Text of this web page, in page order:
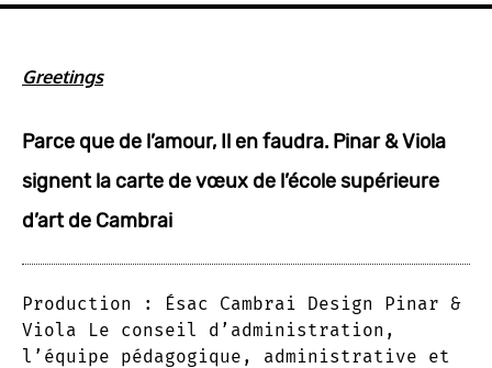
Greetings
Parce que de l’amour, Il en faudra. Pinar & Viola
signent la carte de vœux de l’école supérieure
d’art de Cambrai
Production : Ésac Cambrai Design Pinar &
Viola Le conseil d’administration,
l’équipe pédagogique, administrative et